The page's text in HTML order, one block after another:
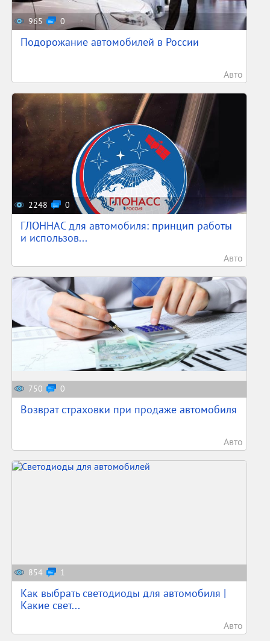
965 0
Подорожание автомобилей в России
Авто
2248 0
ГЛОННАС для автомобиля: принцип работы
и использов...
Авто
750 0
Возврат страховки при продаже автомобиля
Авто
854 1
Как выбрать светодиоды для автомобиля |
Какие свет...
Авто